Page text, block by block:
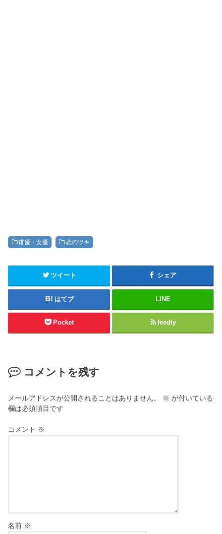
俳優・女優 恋のツキ
ツイート シェア
はてブ LINE
Pocket feedly
コメントを残す
メールアドレスが公開されることはありません。 ※ が付いている
欄は必須項目です
コメント ※
名前 ※